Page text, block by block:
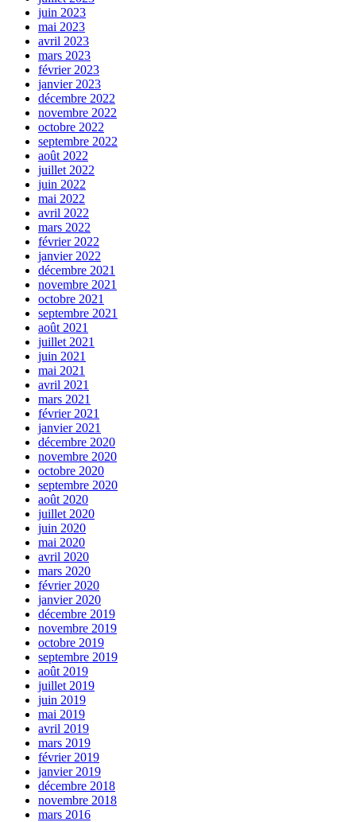
juin 2023
mai 2023
avril 2023
mars 2023
février 2023
janvier 2023
décembre 2022
novembre 2022
octobre 2022
septembre 2022
août 2022
juillet 2022
juin 2022
mai 2022
avril 2022
mars 2022
février 2022
janvier 2022
décembre 2021
novembre 2021
octobre 2021
septembre 2021
août 2021
juillet 2021
juin 2021
mai 2021
avril 2021
mars 2021
février 2021
janvier 2021
décembre 2020
novembre 2020
octobre 2020
septembre 2020
août 2020
juillet 2020
juin 2020
mai 2020
avril 2020
mars 2020
février 2020
janvier 2020
décembre 2019
novembre 2019
octobre 2019
septembre 2019
août 2019
juillet 2019
juin 2019
mai 2019
avril 2019
mars 2019
février 2019
janvier 2019
décembre 2018
novembre 2018
mars 2016